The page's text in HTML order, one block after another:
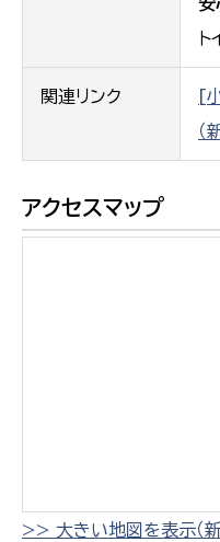
安
関連リンク
[
（
アクセスマップ
>> 大きい地図を表示（新